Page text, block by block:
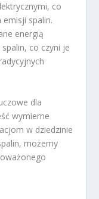
co
spalin.
energią
co czyni je
dla
wymierne
w dziedzinie
możemy